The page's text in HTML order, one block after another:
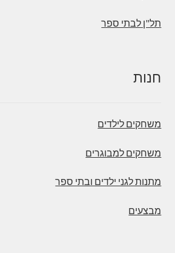
תל"ן לבתי ספר
חנות
משחקים לילדים
משחקים למבוגרים
מתנות לגני ילדים ובתי ספר
מבצעים